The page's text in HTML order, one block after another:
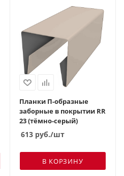
Планки П-образные
заборные в покрытии RR
23 (тёмно-серый)
613 руб./шт
В КОРЗИНУ